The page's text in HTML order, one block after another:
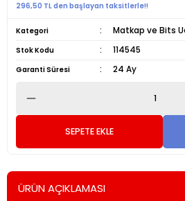
296,50 TL den başlayan taksitlerle!!
Kategori Matkap ve Bits
Stok Kodu 114545
Garanti Süresi 24 Ay
SEPETE EKLE
ÜRÜN AÇIKLAMASI